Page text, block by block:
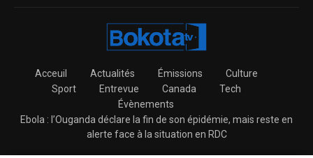
Acceuil Actualités Émissions
Culture
Sport
Entrevue Canada
Tech
Évènements
Ebola : l’Ouganda déclare la fin de son épidémie, mais reste en
alerte face à la situation en RDC